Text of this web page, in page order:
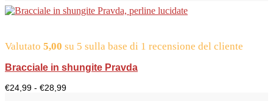
Valutato 5,00 su 5 sulla base di 1 recensione del cliente
Bracciale in shungite Pravda
€24,99 - €28,99Fascia